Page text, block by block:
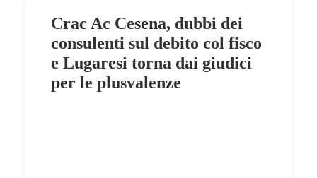
Crac Ac Cesena, dubbi dei
consulenti sul debito col fisco
e Lugaresi torna dai giudici
per le plusvalenze